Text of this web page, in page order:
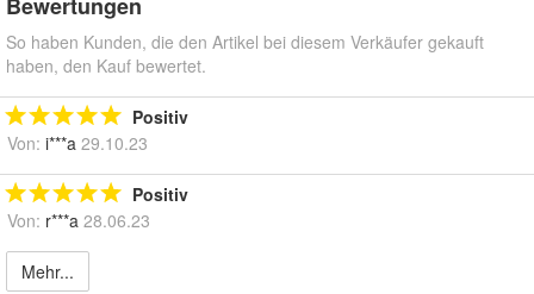
So haben Kunden, die den Artikel bei diesem Verkäufer gekauft
haben, den Kauf bewertet.
Positiv
Von: i***a 29.10.23
Positiv
Von: r***a 28.06.23
Mehr...